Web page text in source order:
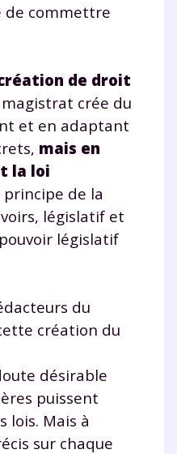
de commettre
de droit
crée du
et en adaptant
mais en
la loi
de la
législatif et
législatif
du
création du
désirable
puissent
lois. Mais à
sur chaque